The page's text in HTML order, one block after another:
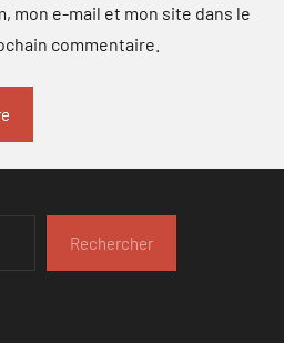
mon e-mail et mon site dans le
commentaire.
Rechercher